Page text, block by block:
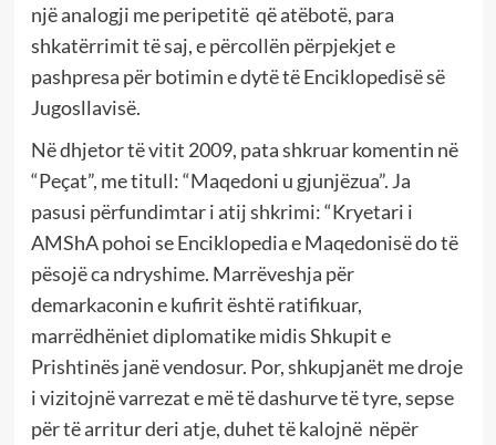
një analogji me peripetitë që atëbotë, para
shkatërrimit të saj, e përcollën përpjekjet e
pashpresa për botimin e dytë të Enciklopedisë së
Jugosllavisë.
Në dhjetor të vitit 2009, pata shkruar komentin në
“Peçat”, me titull: “Maqedoni u gjunjëzua”. Ja
pasusi përfundimtar i atij shkrimi: “Kryetari i
AMShA pohoi se Enciklopedia e Maqedonisë do të
pësojë ca ndryshime. Marrëveshja për
demarkaconin e kufirit është ratifikuar,
marrëdhëniet diplomatike midis Shkupit e
Prishtinës janë vendosur. Por, shkupjanët me droje
i vizitojnë varrezat e më të dashurve të tyre, sepse
për të arritur deri atje, duhet të kalojnë nëpër